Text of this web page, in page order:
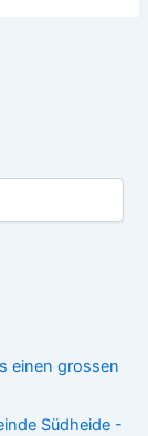
einen grossen
Südheide -